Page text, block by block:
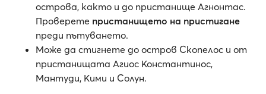
острова, както и до пристанище Агнонтас.
Проверете пристанището на пристигане
преди пътуването.
Може да стигнете до остров Скопелос и от
пристанищата Агиос Константинос,
Мантуди, Кими и Солун.